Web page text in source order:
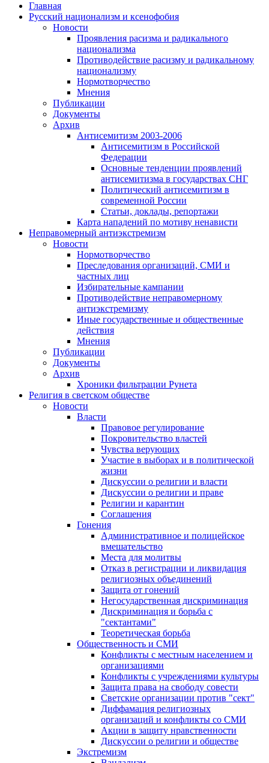
Главная
Русский национализм и ксенофобия
Новости
Проявления расизма и радикального
национализма
Противодействие расизму и радикальному
национализму
Нормотворчество
Мнения
Публикации
Документы
Архив
Антисемитизм 2003-2006
Антисемитизм в Российской
Федерации
Основные тенденции проявлений
антисемитизма в государствах СНГ
Политический антисемитизм в
современной России
Статьи, доклады, репортажи
Карта нападений по мотиву ненависти
Неправомерный антиэкстремизм
Новости
Нормотворчество
Преследования организаций, СМИ и
частных лиц
Избирательные кампании
Противодействие неправомерному
антиэкстремизму
Иные государственные и общественные
действия
Мнения
Публикации
Документы
Архив
Хроники фильтрации Рунета
Религия в светском обществе
Новости
Власти
Правовое регулирование
Покровительство властей
Чувства верующих
Участие в выборах и в политической
жизни
Дискуссии о религии и власти
Дискуссии о религии и праве
Религии и карантин
Соглашения
Гонения
Административное и полицейское
вмешательство
Места для молитвы
Отказ в регистрации и ликвидация
религиозных объединений
Защита от гонений
Негосударственная дискриминация
Дискриминация и борьба с
"сектантами"
Теоретическая борьба
Общественность и СМИ
Конфликты с местным населением и
организациями
Конфликты с учреждениями культуры
Защита права на свободу совести
Светские организации против "сект"
Диффамация религиозных
организаций и конфликты со СМИ
Акции в защиту нравственности
Дискуссии о религии и обществе
Экстремизм